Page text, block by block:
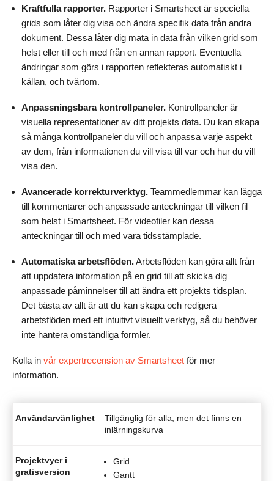
Kraftfulla rapporter. Rapporter i Smartsheet är speciella
grids som låter dig visa och ändra specifik data från andra
dokument. Dessa låter dig mata in data från vilken grid som
helst eller till och med från en annan rapport. Eventuella
ändringar som görs i rapporten reflekteras automatiskt i
källan, och tvärtom.
Anpassningsbara kontrollpaneler. Kontrollpaneler är
visuella representationer av ditt projekts data. Du kan skapa
så många kontrollpaneler du vill och anpassa varje aspekt
av dem, från informationen du vill visa till var och hur du vill
visa den.
Avancerade korrekturverktyg. Teammedlemmar kan lägga
till kommentarer och anpassade anteckningar till vilken fil
som helst i Smartsheet. För videofiler kan dessa
anteckningar till och med vara tidsstämplade.
Automatiska arbetsflöden.Arbetsflöden kan göra allt från
att uppdatera information på en grid till att skicka dig
anpassade påminnelser till att ändra ett projekts tidsplan.
Det bästa av allt är att du kan skapa och redigera
arbetsflöden med ett intuitivt visuellt verktyg, så du behöver
inte hantera omständliga formler.
Kolla in vår expertrecension av Smartsheet för mer
information.
Användarvänlighet
Tillgänglig för alla, men det finns en
inlärningskurva
Projektvyer i
gratisversion
Grid
Gantt